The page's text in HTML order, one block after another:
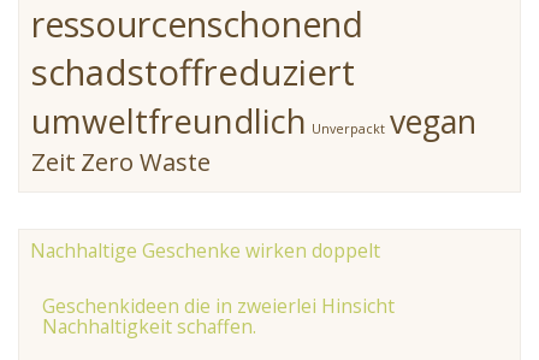
ressourcenschonend
schadstoffreduziert
umweltfreundlich Unverpackt vegan
Zeit Zero Waste
Nachhaltige Geschenke wirken doppelt
Geschenkideen die in zweierlei Hinsicht
Nachhaltigkeit schaffen.